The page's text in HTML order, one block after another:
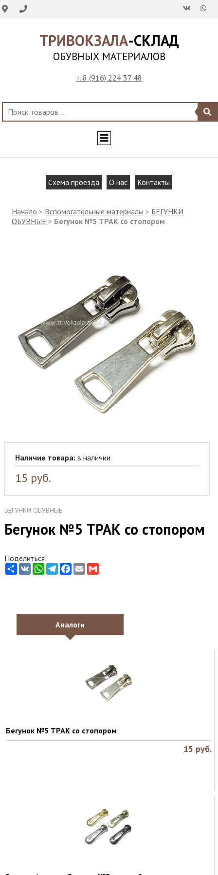
ТРИВОКЗАЛА-СКЛАД
ОБУВНЫХ МАТЕРИАЛОВ
т. 8 (916) 224 37 48
Схема проезда О нас Контакты
Начало > Вспомогательные материалы > БЕГУНКИ
ОБУВНЫЕ > Бегунок №5 ТРАК со стопором
БЕГУНКИ ОБУВНЫЕ
Бегунок №5 ТРАК со стопором
Поделиться:
ShareVK WhatsApp
Telegram
Facebook
EmailGmail
Наличие товара: в наличии
15 руб.
Аналоги
Бегунок №5 ТРАК со стопором
15 руб.